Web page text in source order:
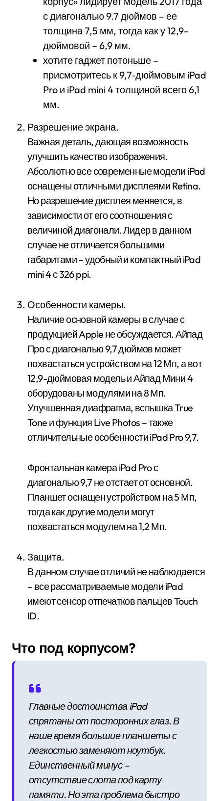
с диагональю 9.7 дюймов – ее
толщина 7,5 мм, тогда как у 12,9-
дюймовой – 6,9 мм.
хотите гаджет потоньше –
присмотритесь к 9,7‑дюймовым iPad
Pro и iPad mini 4 толщиной всего 6,1
мм.
Разрешение экрана.
Важная деталь, дающая возможность
улучшить качество изображения.
Абсолютно все современные модели iPad
оснащены отличными дисплеями Retina.
Но разрешение дисплея меняется, в
зависимости от его соотношения с
величиной диагонали. Лидер в данном
случае не отличается большими
габаритами – удобный и компактный iPad
mini 4 с 326 ppi.
Особенности камеры.
Наличие основной камеры в случае с
продукцией Apple не обсуждается. Айпад
Про с диагональю 9,7 дюймов может
похвастаться устройством на 12 Мп, а вот
12,9-дюймовая модель и Айпад Мини 4
оборудованы модулями на 8 Мп.
Улучшенная диафрагма, вспышка True
Tone и функция Live Photos – также
отличительные особенности iPad Pro 9,7.
Фронтальная камера iPad Pro с
диагональю 9,7 не отстает от основной.
Планшет оснащен устройством на 5 Мп,
тогда как другие модели могут
похвастаться модулем на 1,2 Мп.
Защита.
В данном случае отличий не наблюдается
– все рассматриваемые модели iPad
имеют сенсор отпечатков пальцев Touch
ID.
Что под корпусом?
Главные достоинства iPad
спрятаны от посторонних глаз. В
наше время большие планшеты с
легкостью заменяют ноутбук.
Единственный минус –
отсутствие слота под карту
памяти. Но эта проблема быстро